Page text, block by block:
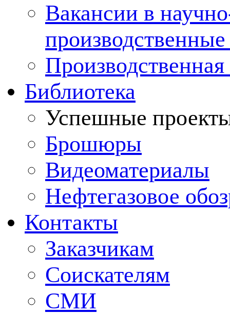
Вакансии в
Производственная
Библиотека
Успешные
Брошюры
Видеоматериалы
Нефтегазовое
Контакты
Заказчикам
Соискателям
СМИ